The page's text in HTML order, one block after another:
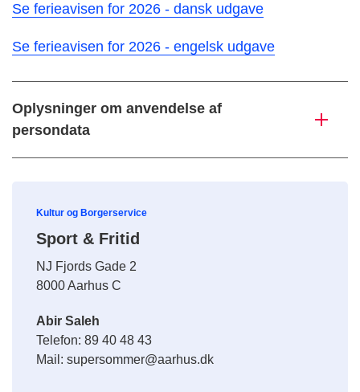
Se ferieavisen for 2026 - dansk udgave
Se ferieavisen for 2026 - engelsk udgave
Oplysninger om anvendelse af
persondata
Kultur og Borgerservice
Sport & Fritid
NJ Fjords Gade 2
8000 Aarhus C
Abir Saleh
Telefon: 89 40 48 43
Mail: supersommer@aarhus.dk